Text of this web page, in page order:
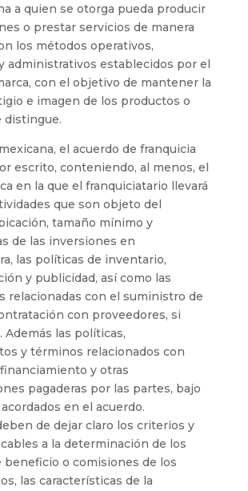
a quien se otorga pueda producir
o prestar servicios de manera
los métodos operativos,
administrativos establecidos por el
con el objetivo de mantener la
e imagen de los productos o
distingue.
el acuerdo de franquicia
escrito, conteniendo, al menos, el
en la que el franquiciatario llevará
que son objeto del
tamaño mínimo y
de las inversiones en
las políticas de inventario,
y publicidad, así como las
relacionadas con el suministro de
con proveedores, si
Además las políticas,
y términos relacionados con
y otras
pagaderas por las partes, bajo
en el acuerdo.
de dejar claro los criterios y
a la determinación de los
beneficio o comisiones de los
las características de la